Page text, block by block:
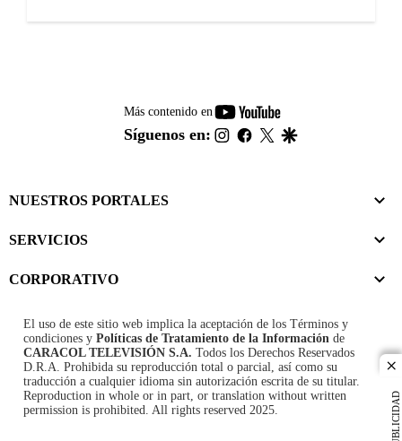
PUBLICIDAD
Más contenido en
youtube-
footer
Síguenos en: instagram
facebook
twitter
NUESTROS PORTALES
SERVICIOS
CORPORATIVO
El uso de este sitio web implica la aceptación de los Términos y
condiciones y Políticas de Tratamiento de la Información de
CARACOL TELEVISIÓN S.A. Todos los Derechos Reservados
D.R.A. Prohibida su reproducción total o parcial, así como su
traducción a cualquier idioma sin autorización escrita de su titular.
Reproduction in whole or in part, or translation without written
permission is prohibited. All rights reserved 2025.